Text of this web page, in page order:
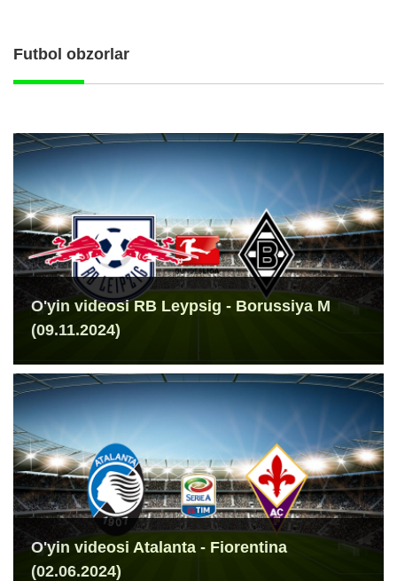
Futbol obzorlar
O'yin videosi RB Leypsig - Borussiya M
(09.11.2024)
O'yin videosi Atalanta - Fiorentina
(02.06.2024)